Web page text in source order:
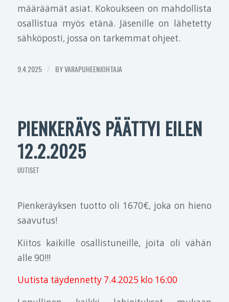
määräämät asiat. Kokoukseen on mahdollista
osallistua myös etänä. Jäsenille on lähetetty
sähköposti, jossa on tarkemmat ohjeet.
9.4.2025 / BYVARAPUHEENJOHTAJA
PIENKERÄYS PÄÄTTYI EILEN
12.2.2025
UUTISET
Pienkeräyksen tuotto oli 1670€, joka on hieno
saavutus!
Kiitos kaikille osallistuneille, joita oli vähän
alle 90!!!
Uutista täydennetty 7.4.2025 klo 16:00